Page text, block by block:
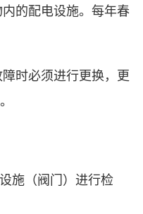
的配电设施。每年春
时必须进行更换，更
施（阀门）进行检